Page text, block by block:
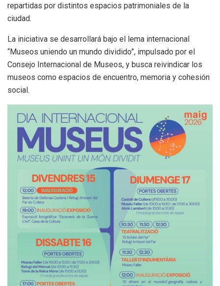
repartidas por distintos espacios patrimoniales de la
ciudad.
La iniciativa se desarrollará bajo el lema internacional
“Museos uniendo un mundo dividido”, impulsado por el
Consejo Internacional de Museos, y busca reivindicar los
museos como espacios de encuentro, memoria y cohesión
social.